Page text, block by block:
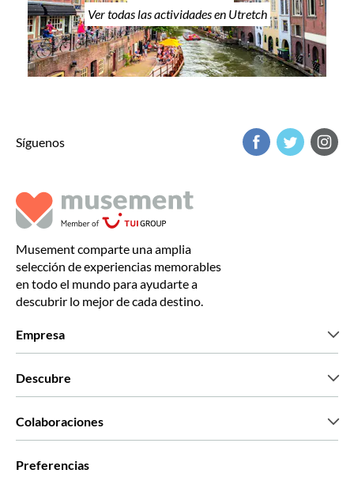
Ver todas las actividades en Utretch
Síguenos
Musement comparte una amplia
selección de experiencias memorables
en todo el mundo para ayudarte a
descubrir lo mejor de cada destino.
Empresa
Descubre
Colaboraciones
Preferencias